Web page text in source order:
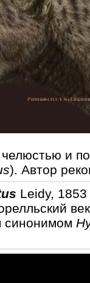
и
). Автор
Leidy,
синонимом